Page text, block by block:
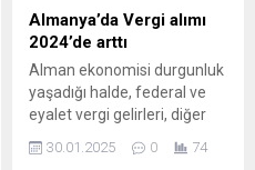
kaldırılan aileden Kadir
Muhammet (6), Masal (3) ve
yaşamını...
Almanya’da Vergi alımı
2024’de arttı
Alman ekonomisi durgunluk
yaşadığı halde, federal ve
eyalet vergi gelirleri, diğer
gelirlerin yanı sıra bilakis faiz
geliri vergisi sayesinde
30.01.2025 0 74